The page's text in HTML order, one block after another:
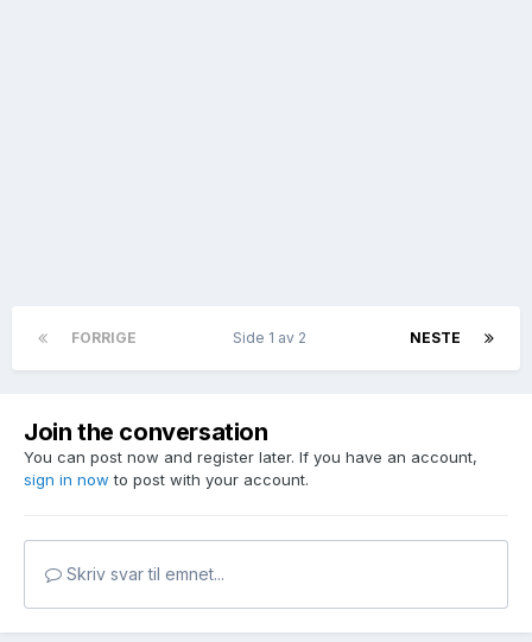
FORRIGE NESTE
Side 1 av 2
Join the conversation
You can post now and register later. If you have an account,
sign in now to post with your account.
Skriv svar til emnet...